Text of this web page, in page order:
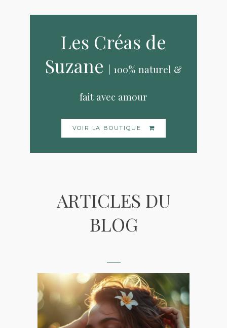
Les Créas de
Suzane
| 100% naturel &
fait avec amour
VOIR LA BOUTIQUE
ARTICLES DU
BLOG